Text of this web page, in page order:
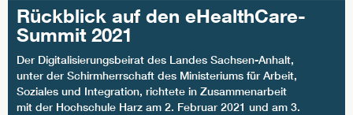
Rückblick auf den eHealthCare-
Summit 2021
Der Digitalisierungsbeirat des Landes Sachsen-Anhalt,
unter der Schirmherrschaft des Ministeriums für Arbeit,
Soziales und Integration, richtete in Zusammenarbeit
mit der Hochschule Harz am 2. Februar 2021 und am 3.